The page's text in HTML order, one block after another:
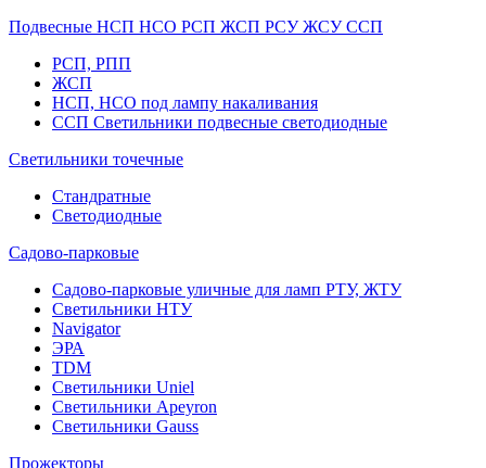
Подвесные НСП НСО РСП ЖСП РСУ ЖСУ ССП
РСП, РПП
ЖСП
НСП, НСО под лампу накаливания
ССП Светильники подвесные светодиодные
Светильники точечные
Стандратные
Светодиодные
Садово-парковые
Садово-парковые уличные для ламп РТУ, ЖТУ
Светильники НТУ
Navigator
ЭРА
TDM
Светильники Uniel
Светильники Apeyron
Светильники Gauss
Прожекторы